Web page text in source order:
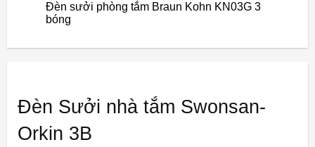
Đèn sưởi phòng tắm Braun Kohn KN03G 3
bóng
Đèn Sưởi nhà tắm Swonsan-
Orkin 3B